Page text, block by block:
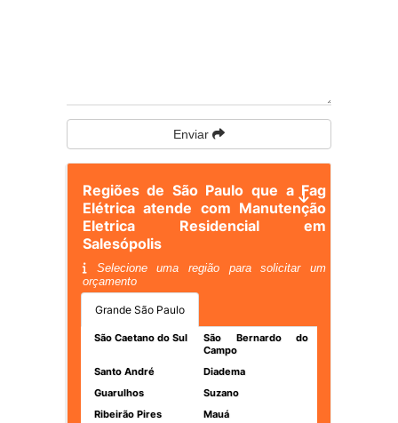
Enviar
Regiões de São Paulo que a Fag
Elétrica atende com Manutenção
Eletrica Residencial em
Salesópolis
Selecione uma região para solicitar um
orçamento
Grande São Paulo
São Caetano do Sul
São Bernardo do
Campo
Santo André
Diadema
Guarulhos
Suzano
Ribeirão Pires
Mauá